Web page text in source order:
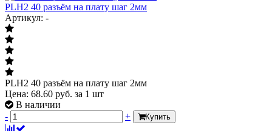
PLH2 40 разъём на плату шаг 2мм
Артикул: -
PLH2 40 разъём на плату шаг 2мм
Цена: 68.60 руб. за 1 шт
В наличии
-
+ Купить